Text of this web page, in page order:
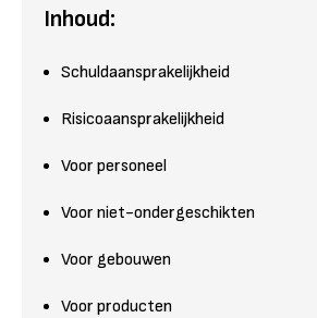
Inhoud:
Schuldaansprakelijkheid
Risicoaansprakelijkheid
Voor personeel
Voor niet-ondergeschikten
Voor gebouwen
Voor producten